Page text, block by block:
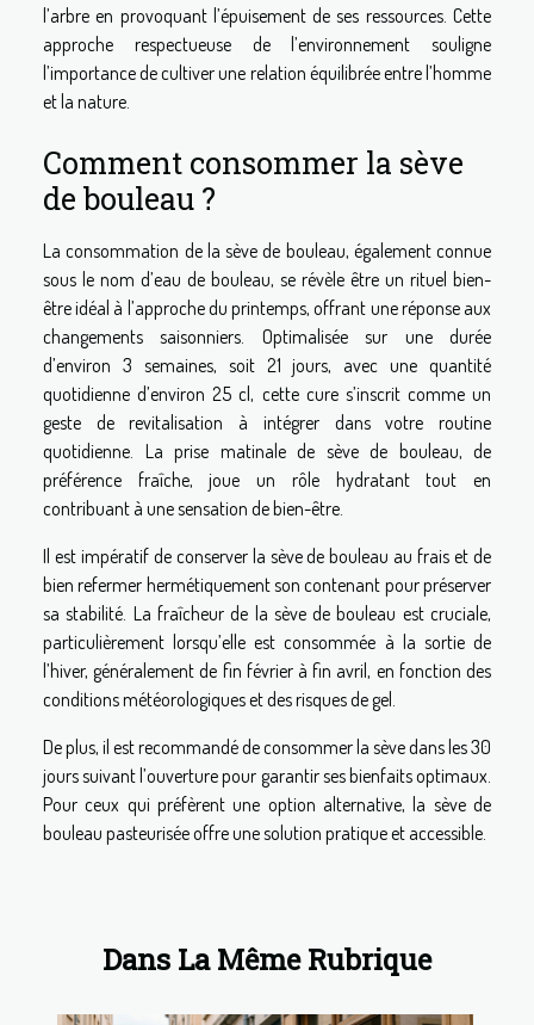
l’arbre en provoquant l’épuisement de ses ressources. Cette
approche respectueuse de l’environnement souligne
l’importance de cultiver une relation équilibrée entre l’homme
et la nature.
Comment consommer la sève
de bouleau ?
La consommation de la sève de bouleau, également connue
sous le nom d’eau de bouleau, se révèle être un rituel bien-
être idéal à l’approche du printemps, offrant une réponse aux
changements saisonniers. Optimalisée sur une durée
d’environ 3 semaines, soit 21 jours, avec une quantité
quotidienne d’environ 25 cl, cette cure s’inscrit comme un
geste de revitalisation à intégrer dans votre routine
quotidienne. La prise matinale de sève de bouleau, de
préférence fraîche, joue un rôle hydratant tout en
contribuant à une sensation de bien-être.
Il est impératif de conserver la sève de bouleau au frais et de
bien refermer hermétiquement son contenant pour préserver
sa stabilité. La fraîcheur de la sève de bouleau est cruciale,
particulièrement lorsqu’elle est consommée à la sortie de
l’hiver, généralement de fin février à fin avril, en fonction des
conditions météorologiques et des risques de gel.
De plus, il est recommandé de consommer la sève dans les 30
jours suivant l’ouverture pour garantir ses bienfaits optimaux.
Pour ceux qui préfèrent une option alternative, la sève de
bouleau pasteurisée offre une solution pratique et accessible.
Dans La Même Rubrique